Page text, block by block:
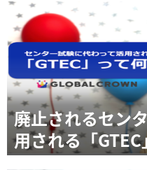
廃止されるセン
用される「GTEC